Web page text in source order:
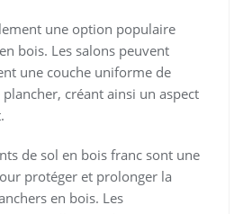
une option populaire
bois. Les salons peuvent
une couche uniforme de
créant ainsi un aspect
de sol en bois franc sont une
protéger et prolonger la
en bois. Les